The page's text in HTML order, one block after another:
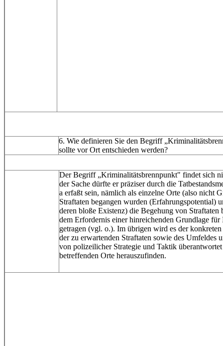
6. Wie definieren Sie den Begriff
sollte vor Ort entschieden werden?
Der Begriff „Kriminalitätsbrennpunkt" findet sich
der Sache dürfte er präziser durch die
a erfaßt sein, nämlich als einzelne Orte (also nicht
Straftaten begangen wurden (Erfahrungspotential)
deren bloße Existenz) die Begehung von
dem Erfordernis einer hinreichenden Grundlage
getragen (vgl. o.). Im übrigen wird es der
der zu erwartenden Straftaten sowie des Umfeldes
von polizeilicher Strategie und Taktik
betreffenden Orte herauszufinden.